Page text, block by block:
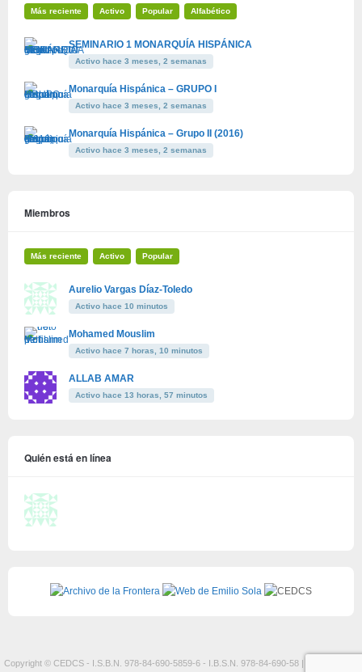
Más reciente Activo Popular Alfabético
SEMINARIO 1 MONARQUÍA HISPÁNICA
Activo hace 3 meses, 2 semanas
Monarquía Hispánica – GRUPO I
Activo hace 3 meses, 2 semanas
Monarquía Hispánica – Grupo II (2016)
Activo hace 3 meses, 2 semanas
Miembros
Más reciente Activo Popular
Aurelio Vargas Díaz-Toledo
Activo hace 10 minutos
Mohamed Mouslim
Activo hace 7 horas, 10 minutos
ALLAB AMAR
Activo hace 13 horas, 57 minutos
Quién está en línea
Copyright © CEDCS - I.S.B.N. 978-84-690-5859-6 - I.B.S.N. 978-84-690-58 |